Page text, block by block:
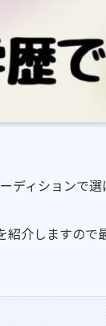
ディションで
介しますので